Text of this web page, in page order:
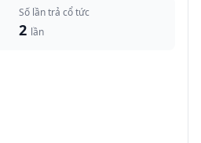
Số lần trả cổ tức
2 lần